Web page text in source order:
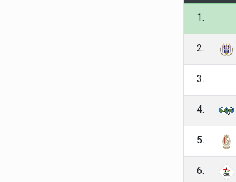
1.
2.
3.
4.
5.
6.